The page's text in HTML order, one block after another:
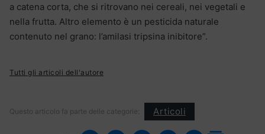
a catena corta, che si ritrovano nei cereali, nei vegetali e
nella frutta. Altro elemento è un pesticida naturale
contenuto nel grano: l’amilasi tripsina inibitore”.
Tutti gli articoli dell'autore
Questo articolo fa parte delle categorie: Articoli